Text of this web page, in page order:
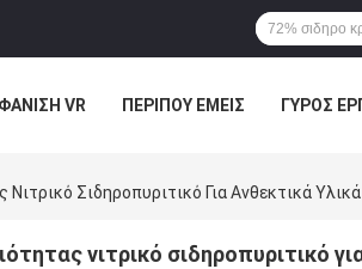
VR ΠΕΡΊΠΟΥ ΕΜΕΊΣ ΓΎΡΟΣ
Σιδηροπυριτικό Για Ανθεκτικά Υλικά
νιτρικό σιδηροπυριτικό